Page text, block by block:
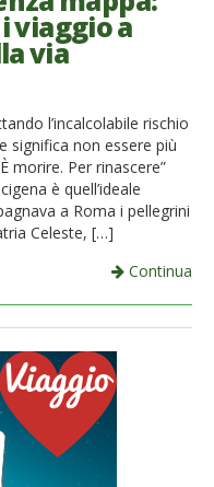
viaggio a
via
l’incalcolabile rischio
significa non essere più
morire. Per rinascere”
è quell’ideale
a Roma i pellegrini
Celeste, […]
Continua